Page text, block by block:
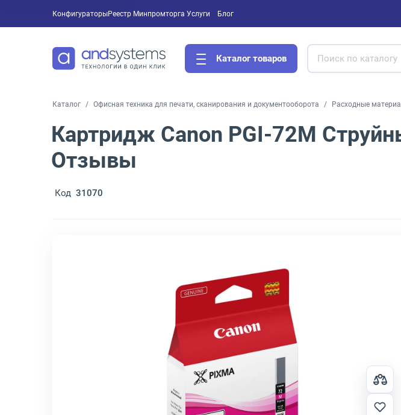
Конфигураторы Услуги
Реестр Минпромторга Блог
Каталог товаров
Каталог Офисная техника для печати, сканирования и документооборота Расходные
Картридж Canon PGI-72M
Отзывы
Код 31070